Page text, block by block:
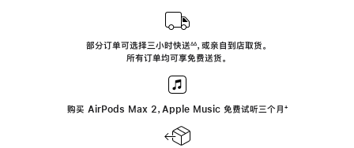
中
部分订单可选择三小时快送∆∆， 或亲自到店取货。
所有订单均可享免费送货。
购买 AirPods Max 2，Apple Music 免费试听三个月 ‍脚
‍⁺